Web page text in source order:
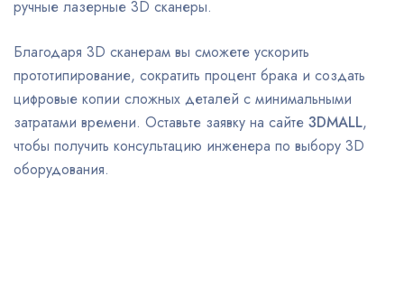
ручные лазерные 3D сканеры.
Благодаря 3D сканерам вы сможете ускорить
прототипирование, сократить процент брака и создать
цифровые копии сложных деталей с минимальными
затратами времени. Оставьте заявку на сайте 3DMALL,
чтобы получить консультацию инженера по выбору 3D
оборудования.